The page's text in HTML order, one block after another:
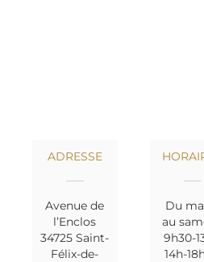
ADRESSE
Avenue de
l’Enclos
34725 Saint-
Félix-de-
Du
au
9h30-
14h-